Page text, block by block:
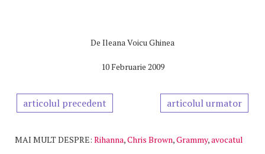
De Ileana Voicu Ghinea
10 Februarie 2009
articolul precedent articolul urmator
MAI MULT DESPRE: Rihanna,Chris Brown,Grammy,avocatul